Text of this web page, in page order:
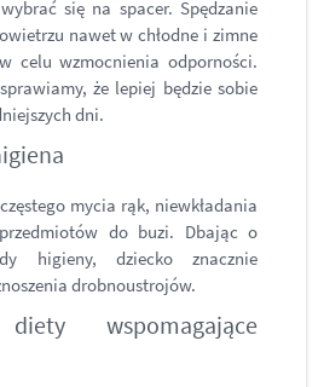
się na spacer. Spędzanie
nawet w chłodne i zimne
celu wzmocnienia odporności.
że lepiej będzie sobie
dni.
mycia rąk, niewkładania
do buzi. Dbając o
higieny, dziecko znacznie
drobnoustrojów.
wspomagające